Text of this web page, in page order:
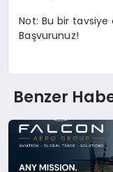
Not: Bu bir
Başvurunuz!
Benzer